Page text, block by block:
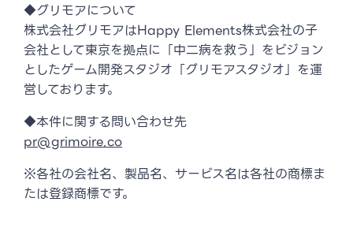
◆グリモアについて
株式会社グリモアはHappy Elements株式会社の子
会社として東京を拠点に「中二病を救う」をビジョン
としたゲーム開発スタジオ「グリモアスタジオ」を運
営しております。
◆本件に関する問い合わせ先
pr@grimoire.co
※各社の会社名、製品名、サービス名は各社の商標ま
たは登録商標です。